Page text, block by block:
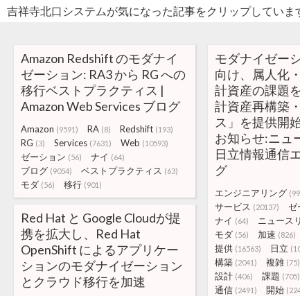
吉祥寺北口システムが気になった記事をクリップしてい
Amazon Redshift のモダナイ
ゼーション: RA3 から RG への
移行ベストプラクティス |
Amazon Web Services ブログ
Amazon (9591) RA (8) Redshift (193)
RG (3) Services (7631) Web (10593)
ゼーション (56) ナイ (64)
ブログ (9054) ベストプラクティス (63)
モダ (56) 移行 (901)
モダナイゼー
向け、属人化
計資産の課題
計資産再構築
ス」を提供開
お知らせ:ニュ
日立情報通信
グ
エンジニアリング
サービス (20137) ゼ
ナイ (64) ニュース
モダ (56) 加速 (826)
提供 (16563) 日立
構築 (2041) 複雑 (75)
設計 (406) 課題 (705)
通信 (2491) 開始
Red Hat と Google Cloudが提
携を拡大し、Red Hat
OpenShift によるアプリケー
ションのモダナイゼーション
とクラウド移行を加速